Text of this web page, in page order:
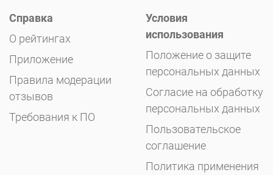
Справка
О рейтингах
Приложение
Правила модерации
отзывов
Требования к ПО
Условия
использования
Положение о защите
персональных данных
Согласие на обработку
персональных данных
Пользовательское
соглашение
Политика применения